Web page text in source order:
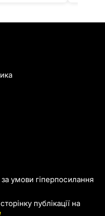
за умови гіперпосилання
публікації на